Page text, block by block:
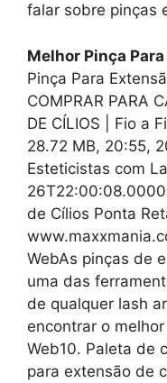
falar sobre pinças
Melhor Pinça
Pinça Para
COMPRAR PARA
DE CÍLIOS | Fio a
28.72 MB, 20:55,
Esteticistas com
de Cílios Ponta
WebAs pinças de
uma das
de qualquer lash
encontrar o
Web10. Paleta de
para extensão de